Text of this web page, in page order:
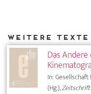
Das
In:
(Hg.),